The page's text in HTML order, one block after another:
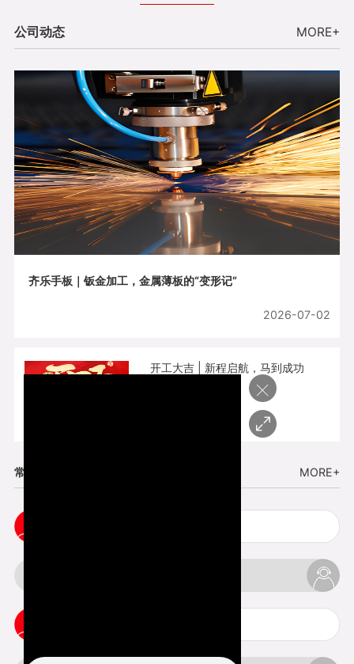
公司动态 MORE+
齐乐手板｜钣金加工，金属薄板的“变形记”
2026-07-02
开工大吉 | 新程启航，马到成功
常见问题 MORE+
×